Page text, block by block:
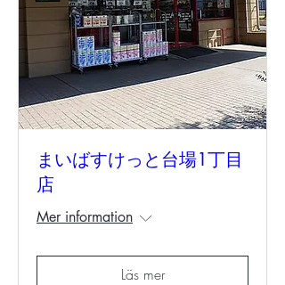
まいばすけっと台場1丁目
店
Mer information
Läs mer